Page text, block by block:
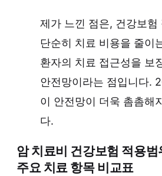
제가 느낀 점은, 건강보험
단순히 치료 비용을 줄이
환자의 치료 접근성을 보
안전망이라는 점입니다.
이 안전망이 더욱 촘촘해
다.
암 치료비 건강보험 적용
주요 치료 항목 비교표